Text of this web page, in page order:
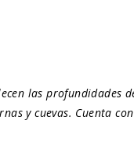
las profundidades
y cuevas. Cuenta